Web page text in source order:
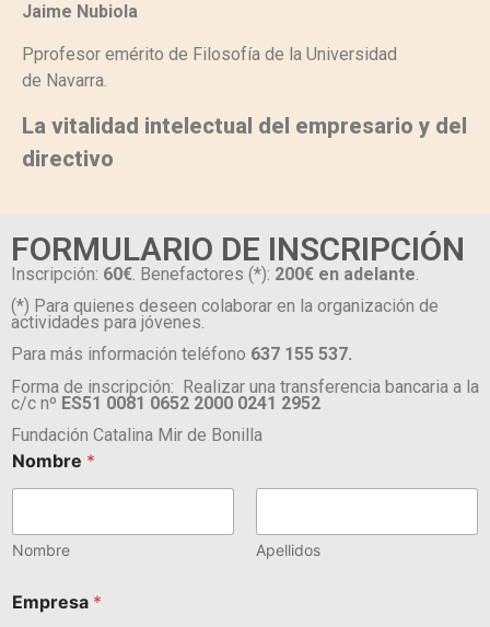
Jaime Nubiola
Pprofesor emérito de Filosofía de la Universidad
de Navarra.
La vitalidad intelectual del empresario y del
directivo
FORMULARIO DE INSCRIPCIÓN
Inscripción: 60€ . Benefactores (*): 200€ en adelante
(*) Para quienes deseen colaborar en la organización de
actividades para jóvenes.
Para más información teléfono 637 155 537.
Forma de inscripción: Realizar una transferencia bancaria a la
c/c nº ES51 0081 0652 2000 0241 2952
Fundación Catalina Mir de Bonilla
Nombre *
Nombre Apellidos
Empresa *